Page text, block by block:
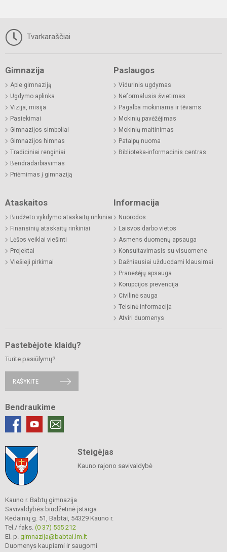
Tvarkaraščiai
Gimnazija
Apie gimnaziją
Ugdymo aplinka
Vizija, misija
Pasiekimai
Gimnazijos simboliai
Gimnazijos himnas
Tradiciniai renginiai
Bendradarbiavimas
Priėmimas į gimnaziją
Paslaugos
Vidurinis ugdymas
Neformalusis švietimas
Pagalba mokiniams ir tėvams
Mokinių pavėžėjimas
Mokinių maitinimas
Patalpų nuoma
Biblioteka-informacinis centras
Ataskaitos
Biudžeto vykdymo ataskaitų rinkiniai
Finansinių ataskaitų rinkiniai
Lėšos veiklai viešinti
Projektai
Viešieji pirkimai
Informacija
Nuorodos
Laisvos darbo vietos
Asmens duomenų apsauga
Konsultavimasis su visuomene
Dažniausiai užduodami klausimai
Pranešėjų apsauga
Korupcijos prevencija
Civilinė sauga
Teisinė informacija
Atviri duomenys
Pastebėjote klaidų?
Turite pasiūlymų?
RAŠYKITE
Bendraukime
Steigėjas
Kauno rajono savivaldybė
Kauno r. Babtų gimnazija
Savivaldybės biudžetinė įstaiga
Kėdainių g. 51, Babtai, 54329 Kauno r.
Tel./ faks. (0 37) 555 212
El. p. gimnazija@babtai.lm.lt
Duomenys kaupiami ir saugomi